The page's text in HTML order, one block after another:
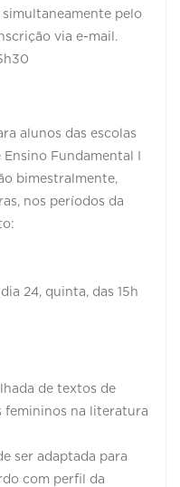
pelo
via e-mail.
alunos das escolas
Fundamental I
bimestralmente,
nos períodos da
24, quinta, das 15h
de textos de
femininos na literatura
ser adaptada para
com perfil da